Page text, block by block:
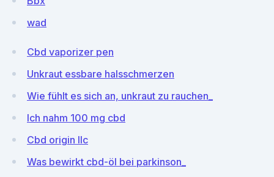
wad
Cbd vaporizer pen
Unkraut essbare halsschmerzen
Wie fühlt es sich an, unkraut zu rauchen_
Ich nahm 100 mg cbd
Cbd origin llc
Was bewirkt cbd-öl bei parkinson_